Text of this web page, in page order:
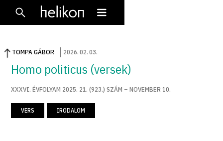
TOMPA GÁBOR 2026.02.03.
Homo politicus (versek)
XXXVI. ÉVFOLYAM 2025. 21. (923.) SZÁM – NOVEMBER 10.
VERS IRODALOM